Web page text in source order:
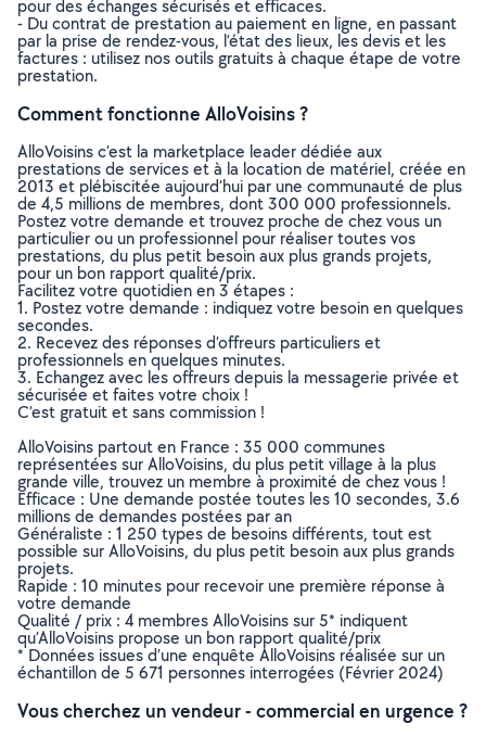
pour des échanges sécurisés et efficaces.
- Du contrat de prestation au paiement en ligne, en passant
par la prise de rendez-vous, l’état des lieux, les devis et les
factures : utilisez nos outils gratuits à chaque étape de votre
prestation.
Comment fonctionne AlloVoisins ?
AlloVoisins c’est la marketplace leader dédiée aux
prestations de services et à la location de matériel, créée en
2013 et plébiscitée aujourd’hui par une communauté de plus
de 4,5 millions de membres, dont 300 000 professionnels.
Postez votre demande et trouvez proche de chez vous un
particulier ou un professionnel pour réaliser toutes vos
prestations, du plus petit besoin aux plus grands projets,
pour un bon rapport qualité/prix.
Facilitez votre quotidien en 3 étapes :
1. Postez votre demande : indiquez votre besoin en quelques
secondes.
2. Recevez des réponses d’offreurs particuliers et
professionnels en quelques minutes.
3. Echangez avec les offreurs depuis la messagerie privée et
sécurisée et faites votre choix !
C’est gratuit et sans commission !
AlloVoisins partout en France : 35 000 communes
représentées sur AlloVoisins, du plus petit village à la plus
grande ville, trouvez un membre à proximité de chez vous !
Efficace : Une demande postée toutes les 10 secondes, 3.6
millions de demandes postées par an
Généraliste : 1 250 types de besoins différents, tout est
possible sur AlloVoisins, du plus petit besoin aux plus grands
projets.
Rapide : 10 minutes pour recevoir une première réponse à
votre demande
Qualité / prix : 4 membres AlloVoisins sur 5* indiquent
qu’AlloVoisins propose un bon rapport qualité/prix
* Données issues d’une enquête AlloVoisins réalisée sur un
échantillon de 5 671 personnes interrogées (Février 2024)
Vous cherchez un vendeur - commercial en urgence ?